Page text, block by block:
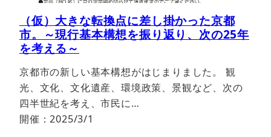
（仮）大きな転換点に差し掛かった京都
市。～現行基本構想を振り返り、次の25年
を考える～
京都市の新しい基本構想がはじまりました。 観
光、文化、文化遺産、環境政策、景観など、次の
四半世紀を考え、市民に…
開催：2025/3/1